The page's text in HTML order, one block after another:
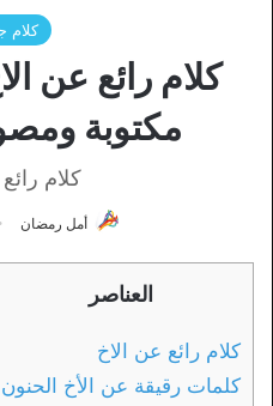
كلام
كلام رائع عن
مكتوبة
كلام
أمل رمضان
العناصر
كلام رائع عن الاخ
كلمات رقيقة عن الأخ الحنون